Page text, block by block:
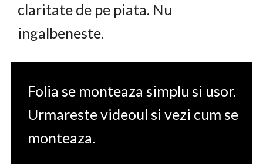
claritate de pe piata. Nu
ingalbeneste.
Folia se monteaza simplu si usor.
Urmareste videoul si vezi cum se
monteaza.